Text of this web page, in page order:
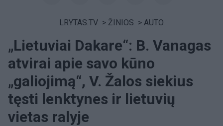
LRYTAS.TV > ŽINIOS > AUTO
„Lietuviai Dakare“: B. Vanagas
atvirai apie savo kūno
„galiojimą“, V. Žalos siekius
tęsti lenktynes ir lietuvių
vietas ralyje